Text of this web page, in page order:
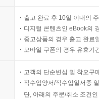
출고 완료 후 10일 이내의
디지털 콘텐츠인 eBook의
중고상품의 경우 출고 완료
모바일 쿠폰의 경우 유효기
고객의 단순변심 및 착오구
직수입양서/직수입일서중
단, 아래의 주문/취소 조건